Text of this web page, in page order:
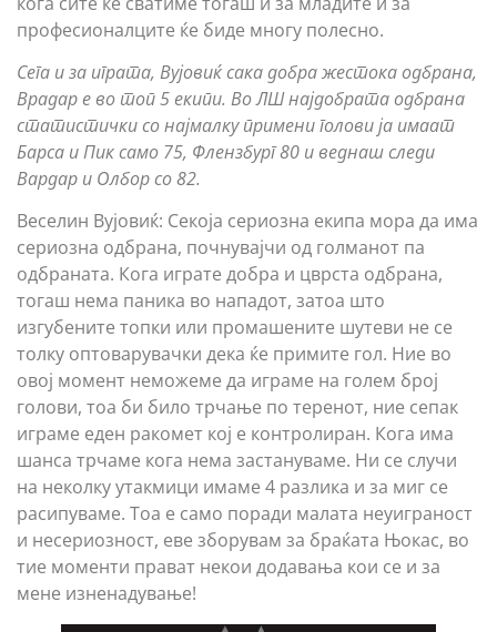
професионалците ќе биде многу полесно.
Сега и за играта, Вујовиќ сака добра жестока одбрана,
Врадар е во топ 5 екипи. Во ЛШ најдобрата одбрана
статистички со најмалку примени голови ја имаат
Барса и Пик само 75, Флензбург 80 и веднаш следи
Вардар и Олбор со 82.
Веселин Вујовиќ: Секоја сериозна екипа мора да има
сериозна одбрана, почнувајчи од голманот па
одбраната. Кога играте добра и цврста одбрана,
тогаш нема паника во нападот, затоа што
изгубените топки или промашените шутеви не се
толку оптоварувачки дека ќе примите гол. Ние во
овој момент неможеме да играме на голем број
голови, тоа би било трчање по теренот, ние сепак
играме еден ракомет кој е контролиран. Кога има
шанса трчаме кога нема застануваме. Ни се случи
на неколку утакмици имаме 4 разлика и за миг се
расипуваме. Тоа е само поради малата неуиграност
и несериозност, еве зборувам за браќата Њокас, во
тие моменти прават некои додавања кои се и за
мене изненадување!